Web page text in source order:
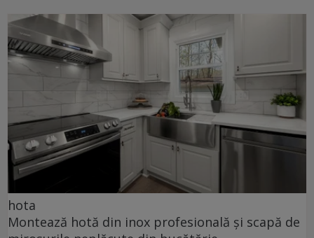
hota
Montează hotă din inox profesională și scapă de